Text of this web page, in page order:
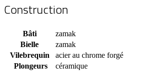
Construction
Bâti
zamak
Bielle
zamak
Vilebrequin
acier au chrome forgé
Plongeurs
céramique